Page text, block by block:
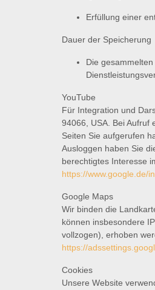
Erfüllung einer
Dauer der Speicherung
Die
YouTube
Für Integration und
94066, USA. Bei Aufruf
Seiten Sie aufgerufen
Ausloggen haben Sie
berechtigtes Interesse
https://www.google.de/
Google Maps
Wir binden die
können insbesondere
vollzogen), erhoben
https://
Cookies
Unsere Website